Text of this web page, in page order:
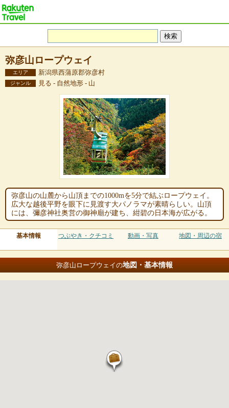
弥彦山ロープウェイ
エリア 新潟県西蒲原郡弥彦村
ジャンル 見る - 自然地形 - 山
弥彦山の山麓から山頂までの1000mを5分で結ぶロープウェイ。
広大な越後平野を眼下に見渡す大パノラマが素晴らしい。山頂
には、彌彦神社奥営の御神廟が建ち、紺碧の日本海が広がる。
基本情報 つぶやき・クチコミ 動画・写真 地図・周辺の宿
弥彦山ロープウェイの地図・基本情報